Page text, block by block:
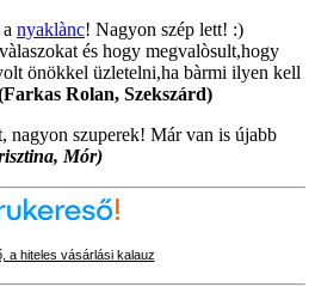
nyaklànc! Nagyon szép lett! :)
és hogy megvalòsult,hogy
önökkel üzletelni,ha bàrmi ilyen kell
Rolan, Szekszárd)
nagyon szuperek! Már van is újabb
Mór)
a hiteles vásárlási kalauz